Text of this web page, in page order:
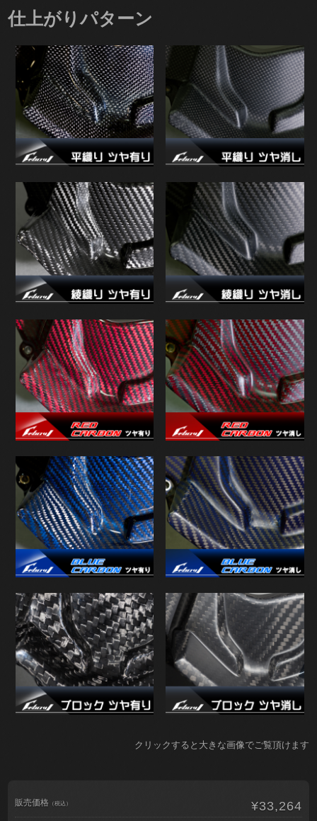
仕上がりパターン
クリックすると大きな画像でご覧頂けます
販売価格 （税込） ¥33,264